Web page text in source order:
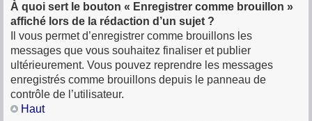
À quoi sert le bouton « Enregistrer comme brouillon »
affiché lors de la rédaction d’un sujet ?
Il vous permet d’enregistrer comme brouillons les
messages que vous souhaitez finaliser et publier
ultérieurement. Vous pouvez reprendre les messages
enregistrés comme brouillons depuis le panneau de
contrôle de l’utilisateur.
Haut